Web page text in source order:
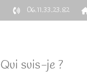
06.11.33.23.82
Qui suis-je ?